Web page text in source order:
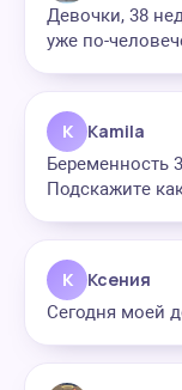
Девочки, 38
уже по-
K Kamila
Беременность
Подскажите
К Ксения
Сегодня моей